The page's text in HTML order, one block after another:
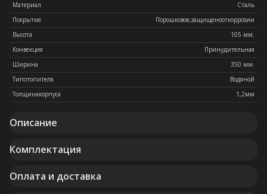
Материал
Сталь
Покрытие
Порошковое,защищенооткоррозии
Высота
105 мм.
Конвекция
Принудительная
Ширина
350 мм.
Типотопителя
Водяной
Толщинакорпуса
1,2мм
Описание
Комплектация
Оплата и доставка